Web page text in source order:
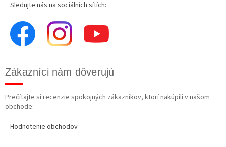
Sledujte nás na sociálních sítích:
Zákazníci nám dôverujú
Prečítajte si recenzie spokojných zákazníkov, ktorí nakúpili v našom
obchode:
Hodnotenie obchodov